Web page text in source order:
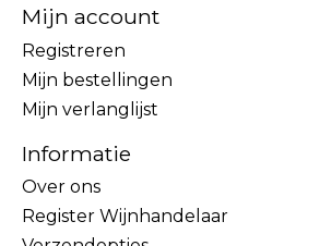
Mijn account
Registreren
Mijn bestellingen
Mijn verlanglijst
Informatie
Over ons
Register Wijnhandelaar